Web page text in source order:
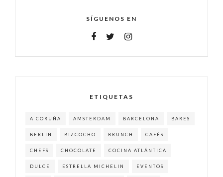
SÍGUENOS EN
ETIQUETAS
A CORUÑA AMSTERDAM BARCELONA BARES
BERLIN BIZCOCHO BRUNCH CAFÉS
CHEFS CHOCOLATE COCINA ATLÁNTICA
DULCE ESTRELLA MICHELIN EVENTOS